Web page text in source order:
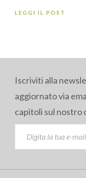
LEGGI IL POST
Iscriviti alla
aggiornato via
capitoli sul nostro
DIGITA LA TUA E-MAIL...